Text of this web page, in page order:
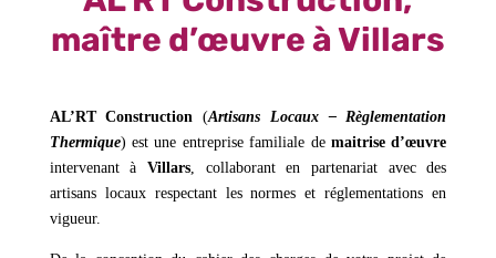
maître d’œuvre à Villars
AL’RT Construction (Artisans Locaux – Règlementation
Thermique) est une entreprise familiale de maitrise d’œuvre
intervenant àVillars , collaborant en partenariat avec des
artisans locaux respectant les normes et réglementations en
vigueur.